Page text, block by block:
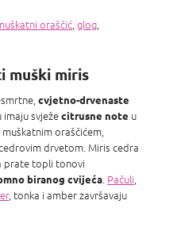
oraščić glog
muški miris
cvjetno-drvenaste
svježecitrusne note u
muškatnim oraščićem
drvetom. Miris cedra
prate topli tonovi
biranog cvijeća Pačuli
, tonka i amber završavaju